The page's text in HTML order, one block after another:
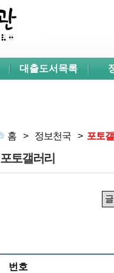
대출도서목록
홈 > 정보천국 > 포토
포토갤러리
번호